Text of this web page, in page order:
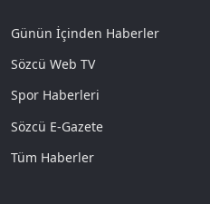
Günün İçinden Haberler
Sözcü Web TV
Spor Haberleri
Sözcü E-Gazete
Tüm Haberler